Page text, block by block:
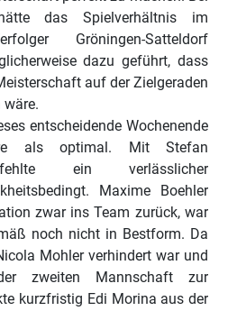
das Spielverhältnis im
Gröningen-Satteldorf
dazu geführt, dass
auf der Zielgeraden
wäre.
entscheidende Wochenende
als optimal. Mit Stefan
fehlte ein verlässlicher
Maxime Boehler
zwar ins Team zurück, war
noch nicht in Bestform. Da
Mohler verhindert war und
zweiten Mannschaft zur
kurzfristig Edi Morina aus der